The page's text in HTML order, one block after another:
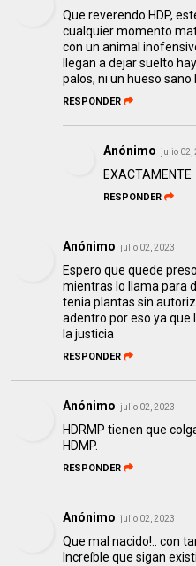
Que reverendo HDP,
cualquier momento
con un animal
llegan a dejar suelto
palos, ni un hueso sano
RESPONDER
Anónimo julio 02,
EXACTAMENTE
RESPONDER
Anónimo julio 02, 2023
Espero que quede
mientras lo llama para
tenia plantas sin
adentro por eso ya que
la justicia
RESPONDER
Anónimo julio 02, 2023
HDRMP tienen que
HDMP.
RESPONDER
Anónimo julio 02, 2023
Que mal nacido!.. con
Increíble que sigan